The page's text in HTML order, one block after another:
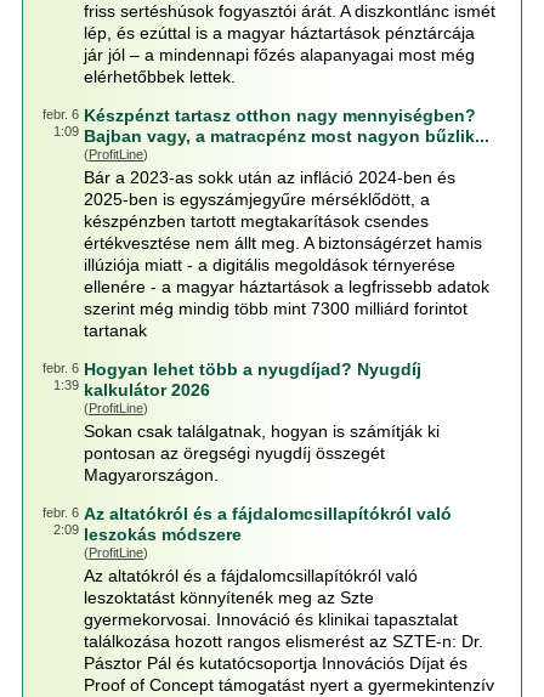
friss sertéshúsok fogyasztói árát. A diszkontlánc ismét
lép, és ezúttal is a magyar háztartások pénztárcája
jár jól – a mindennapi főzés alapanyagai most még
elérhetőbbek lettek.
febr. 6
1:09
Készpénzt tartasz otthon nagy mennyiségben?
Bajban vagy, a matracpénz most nagyon bűzlik...
(ProfitLine)
Bár a 2023-as sokk után az infláció 2024-ben és
2025-ben is egyszámjegyűre mérséklődött, a
készpénzben tartott megtakarítások csendes
értékvesztése nem állt meg. A biztonságérzet hamis
illúziója miatt - a digitális megoldások térnyerése
ellenére - a magyar háztartások a legfrissebb adatok
szerint még mindig több mint 7300 milliárd forintot
tartanak
febr. 6
1:39
Hogyan lehet több a nyugdíjad? Nyugdíj
kalkulátor 2026
(ProfitLine)
Sokan csak találgatnak, hogyan is számítják ki
pontosan az öregségi nyugdíj összegét
Magyarországon.
febr. 6
2:09
Az altatókról és a fájdalomcsillapítókról való
leszokás módszere
(ProfitLine)
Az altatókról és a fájdalomcsillapítókról való
leszoktatást könnyítenék meg az Szte
gyermekorvosai. Innováció és klinikai tapasztalat
találkozása hozott rangos elismerést az SZTE-n: Dr.
Pásztor Pál és kutatócsoportja Innovációs Díjat és
Proof of Concept támogatást nyert a gyermekintenzív